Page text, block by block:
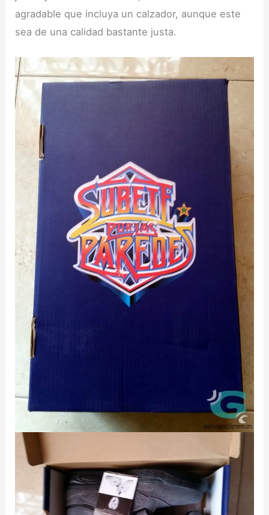
agradable que incluya un calzador, aunque este
sea de una calidad bastante justa.